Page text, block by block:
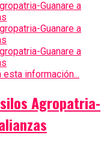
información...
Agropatria-